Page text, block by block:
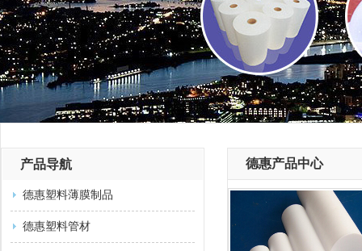
产品导航
德惠塑料薄膜制品
德惠塑料管材
德惠产品中心